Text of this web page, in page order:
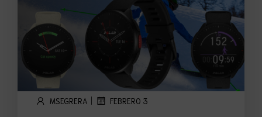
MSEGRERA | FEBRERO 3